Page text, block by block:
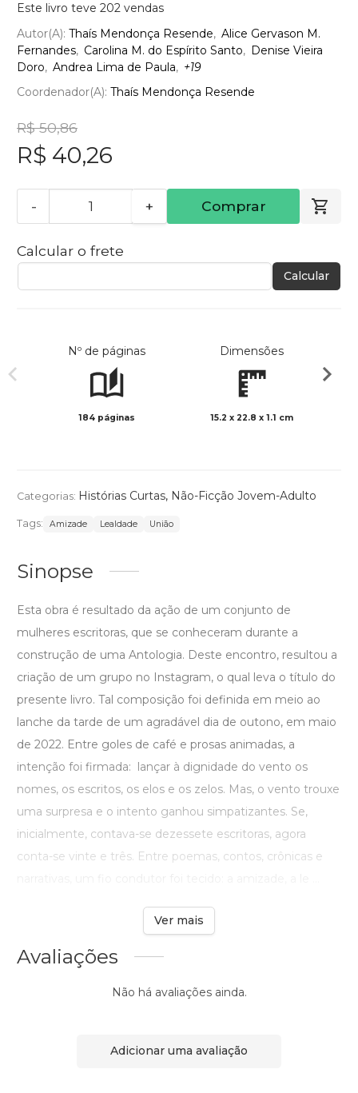
Este livro teve 202 vendas
Autor(a): Thaís Mendonça Resende
Alice Gervason M.
Fernandes
Carolina M. do Espírito Santo
Denise Vieira
Doro
Andrea Lima de Paula
+19
Coordenador(a): Thaís Mendonça Resende
R$ 50,86
R$ 40,26
- + Comprar
Calcular o frete
Calcular
Nº de páginas
184 páginas
Dimensões
15.2 x 22.8 x 1.1 cm
Categorias: Histórias Curtas, Não-Ficção Jovem-Adulto
Tags: Amizade Lealdade União
Sinopse
Esta obra é resultado da ação de um conjunto de
mulheres escritoras, que se conheceram durante a
construção de uma Antologia. Deste encontro, resultou a
criação de um grupo no Instagram, o qual leva o título do
presente livro. Tal composição foi definida em meio ao
lanche da tarde de um agradável dia de outono, em maio
de 2022. Entre goles de café e prosas animadas, a
intenção foi firmada: lançar à dignidade do vento os
nomes, os escritos, os elos e os zelos. Mas, o vento trouxe
uma surpresa e o intento ganhou simpatizantes. Se,
inicialmente, contava-se dezessete escritoras, agora
conta-se vinte e três. Entre poemas, contos, crônicas e
Ver mais
Avaliações
Não há avaliações ainda.
Adicionar uma avaliação